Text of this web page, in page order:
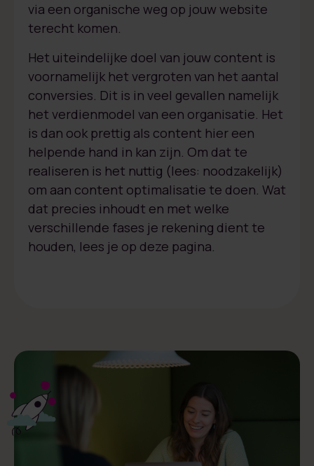
via een organische weg op jouw website
terecht komen.
Het uiteindelijke doel van jouw content is
voornamelijk het vergroten van het aantal
conversies. Dit is in veel gevallen namelijk
het verdienmodel van een organisatie. Het
is dan ook prettig als content hier een
helpende hand in kan zijn. Om dat te
realiseren is het nuttig (lees: noodzakelijk)
om aan content optimalisatie te doen. Wat
dat precies inhoudt en met welke
verschillende fases je rekening dient te
houden, lees je op deze pagina.